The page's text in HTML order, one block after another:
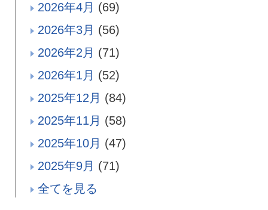
2026年4月 (69)
2026年3月 (56)
2026年2月 (71)
2026年1月 (52)
2025年12月 (84)
2025年11月 (58)
2025年10月 (47)
2025年9月 (71)
全てを見る